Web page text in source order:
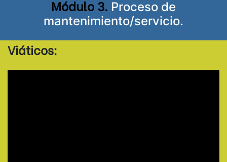
Módulo 3. Proceso de
mantenimiento/servicio.
Viáticos: